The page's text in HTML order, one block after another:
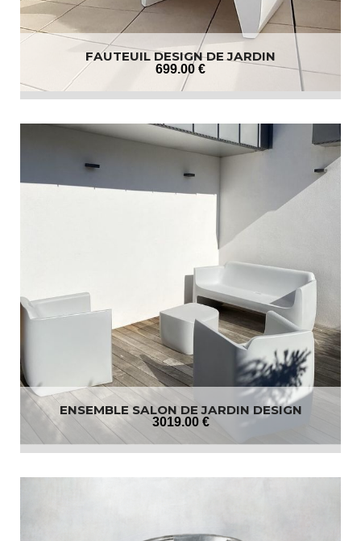
FAUTEUIL DESIGN DE JARDIN
699.00 €
ENSEMBLE SALON DE JARDIN DESIGN
3019.00 €